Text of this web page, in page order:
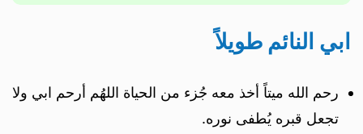
ابي النائم طويلاً
رحم الله ميتاً أخذ معه جُزء من الحياة اللهُم أرحم ابي ولا
تجعل قبره يُطفى نوره.